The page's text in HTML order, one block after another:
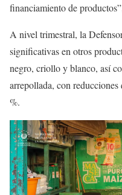
financiamiento de
A nivel trimestral, la
significativas en otros
negro, criollo y blanco, así
arrepollada, con
%.